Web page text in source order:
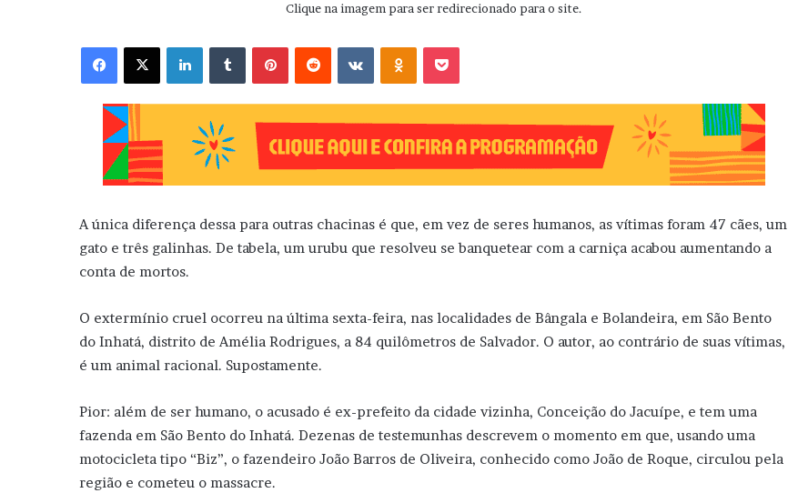
Clique na imagem para ser redirecionado para o site.
Facebook X Linkedin VK OK
A única diferença dessa para outras chacinas é que, em vez de seres humanos, as vítimas foram 47 cães, um
gato e três galinhas. De tabela, um urubu que resolveu se banquetear com a carniça acabou aumentando a
conta de mortos.
O extermínio cruel ocorreu na última sexta-feira, nas localidades de Bângala e Bolandeira, em São Bento
do Inhatá, distrito de Amélia Rodrigues, a 84 quilômetros de Salvador. O autor, ao contrário de suas vítimas,
é um animal racional. Supostamente.
Pior: além de ser humano, o acusado é ex-prefeito da cidade vizinha, Conceição do Jacuípe, e tem uma
fazenda em São Bento do Inhatá. Dezenas de testemunhas descrevem o momento em que, usando uma
motocicleta tipo “Biz”, o fazendeiro João Barros de Oliveira, conhecido como João de Roque, circulou pela
região e cometeu o massacre.